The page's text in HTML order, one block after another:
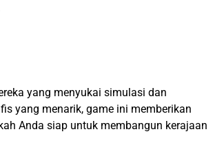
yang menyukai simulasi dan
yang menarik, game ini memberikan
Anda siap untuk membangun kerajaan